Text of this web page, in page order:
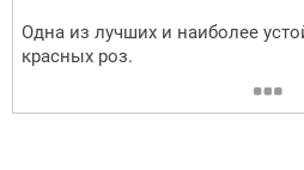
Одна из лучших и наиболее
красных роз.